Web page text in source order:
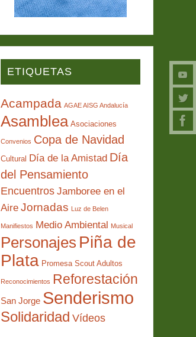
ETIQUETAS
Acampada AGAE AISG Andalucía
Asamblea Asociaciones
Convenios Copa de Navidad
Cultural Día de la Amistad Día
del Pensamiento
Encuentros Jamboree en el
Aire Jornadas Luz de Belen
Manifiestos Medio Ambiental Musical
Personajes Piña de
Plata Promesa Scout Adultos
Reconocimientos Reforestación
San Jorge Senderismo
Solidaridad Vídeos